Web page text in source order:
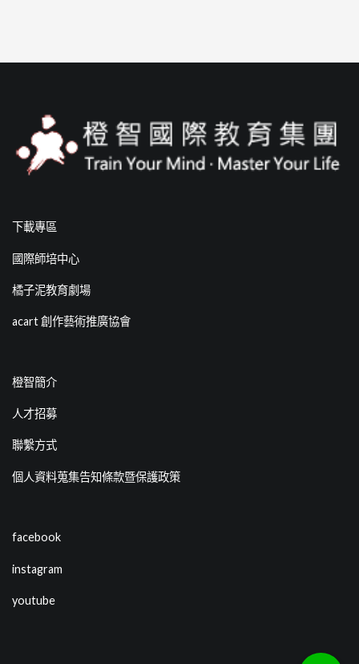
下載專區
國際師培中心
橘子泥教育劇場
acart 創作藝術推廣協會
橙智簡介
人才招募
聯繫方式
個人資料蒐集告知條款暨保護政策
facebook
instagram
youtube